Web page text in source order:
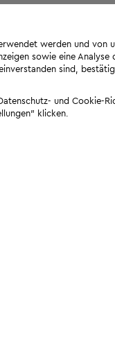
werden und von
sowie eine Analyse
sind,
und Cookie-
klicken.